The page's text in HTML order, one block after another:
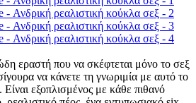
εραστή που να σκέφτεται μόνο το σεξ
να κάνετε τη γνωριμία με αυτό το
εξοπλισμένος με κάθε πιθανό